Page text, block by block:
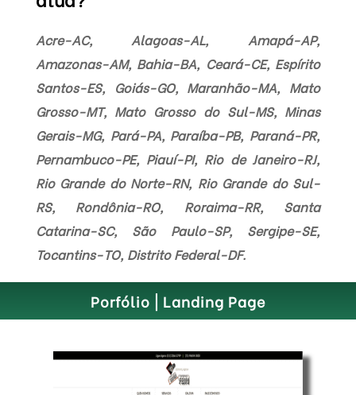
Acre-AC, Alagoas-AL, Amapá-AP,
Amazonas-AM, Bahia-BA, Ceará-CE, Espírito
Santos-ES, Goiás-GO, Maranhão-MA, Mato
Grosso-MT, Mato Grosso do Sul-MS, Minas
Gerais-MG, Pará-PA, Paraíba-PB, Paraná-PR,
Pernambuco-PE, Piauí-PI, Rio de Janeiro-RJ,
Rio Grande do Norte-RN, Rio Grande do Sul-
RS, Rondônia-RO, Roraima-RR, Santa
Catarina-SC, São Paulo-SP, Sergipe-SE,
Tocantins-TO, Distrito Federal-DF.
Porfólio | Landing Page